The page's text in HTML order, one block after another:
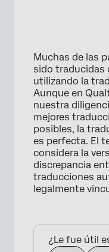
Muchas de las
sido traducidas
utilizando la
Aunque en
nuestra
mejores
posibles, la
es perfecta. El
considera la
discrepancia
traducciones
legalmente
¿Le fue útil